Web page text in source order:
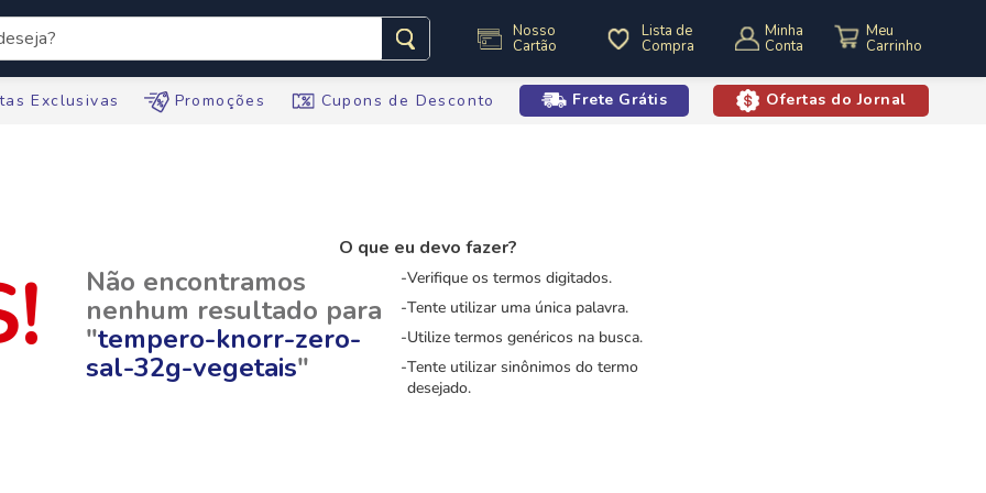
Nosso
Cartão
Lista de
Compra
Minha
Conta
Exclusivas Promoções Cupons de Desconto Frete Grátis Ofertas do Jornal
Não encontramos
nenhum resultado para
"tempero-knorr-zero-
sal-32g-vegetais"
O que eu devo fazer?
Verifique os termos digitados.
Tente utilizar uma única palavra.
Utilize termos genéricos na busca.
Tente utilizar sinônimos do termo
desejado.
buscados